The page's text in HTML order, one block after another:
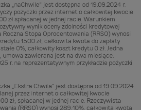
„naChwile” jest dostępna od 19.09.2024 r.
pożyczki przez internet o całkowitej kwocie
zł spłacanej w jednej racie. Warunkiem
wynik oceny zdolności kredytowej
Stopa Oprocentowania (RRSO) wynosi
1500 zł, całkowita kwota do zapłaty
0%, całkowity koszt kredytu 0 zł. Jedna
umowa zawierana jest na dwa miesiące.
r. na reprezentatywnym przykładzie pożyczki
„Ekstra Chwila” jest dostępna od 19.09.2024
przez internet o całkowitej kwocie
zł, spłacanej w jednej racie. Rzeczywista
(RRSO) wynosi 289,10%, całkowita kwota